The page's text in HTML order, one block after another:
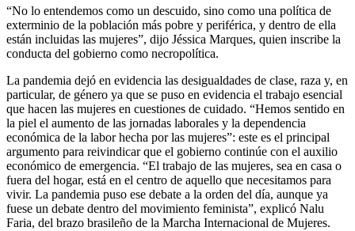
“No lo entendemos como un descuido, sino como una política de
exterminio de la población más pobre y periférica, y dentro de ella
están incluidas las mujeres”, dijo Jéssica Marques, quien inscribe la
conducta del gobierno como necropolítica.
La pandemia dejó en evidencia las desigualdades de clase, raza y, en
particular, de género ya que se puso en evidencia el trabajo esencial
que hacen las mujeres en cuestiones de cuidado. “Hemos sentido en
la piel el aumento de las jornadas laborales y la dependencia
económica de la labor hecha por las mujeres”: este es el principal
argumento para reivindicar que el gobierno continúe con el auxilio
económico de emergencia. “El trabajo de las mujeres, sea en casa o
fuera del hogar, está en el centro de aquello que necesitamos para
vivir. La pandemia puso ese debate a la orden del día, aunque ya
fuese un debate dentro del movimiento feminista”, explicó Nalu
Faria, del brazo brasileño de la Marcha Internacional de Mujeres.